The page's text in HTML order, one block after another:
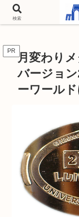
チケットやシーズンイベ
バ
PR 月変わり
バージョ
ーワール
検索